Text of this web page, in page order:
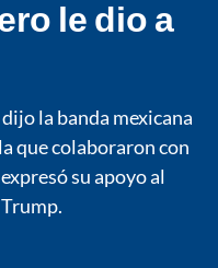
le dio a
la banda mexicana
que colaboraron con
su apoyo al